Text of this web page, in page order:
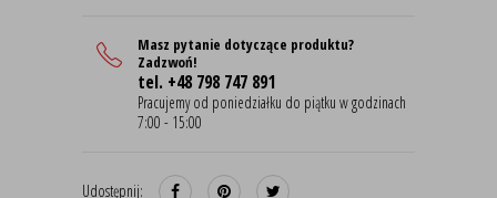
Masz pytanie dotyczące produktu?
Zadzwoń!
tel. +48 798 747 891
Pracujemy od poniedziałku do piątku w godzinach
7:00 - 15:00
Udostępnij: